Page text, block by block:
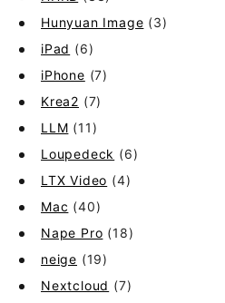
Hunyuan Image (3)
iPad (6)
iPhone (7)
Krea2 (7)
LLM (11)
Loupedeck (6)
LTX Video (4)
Mac (40)
Nape Pro (18)
neige (19)
Nextcloud (7)